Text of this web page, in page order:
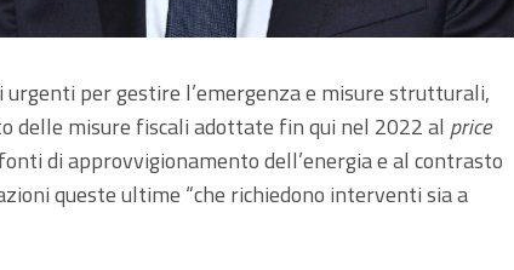
urgenti per gestire l’emergenza e misure strutturali,
delle misure fiscali adottate fin qui nel 2022 al price
di approvvigionamento dell’energia e al contrasto
queste ultime “che richiedono interventi sia a